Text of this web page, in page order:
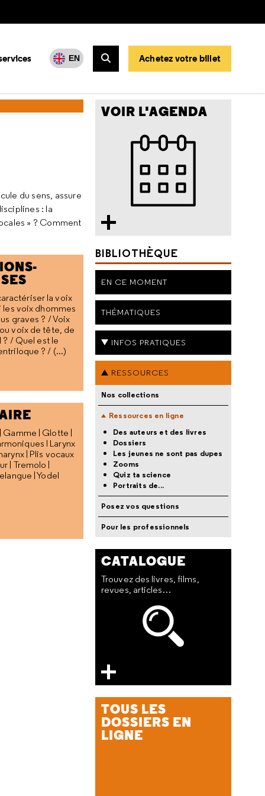
EN
Rechercher
Achetez votre billet
du sens, assure
: la
» ? Comment
la voix
voix dhommes
graves ? / Voix
voix de tête, de
? / Quel est le
? / (...)
Gamme | Glotte |
l Larynx
| Plis vocaux
| Tremolo |
| Yodel
VOIR L'AGENDA
BIBLIOTHÈQUE
EN CE MOMENT
THÉMATIQUES
INFOS PRATIQUES
RESSOURCES
Nos collections
Ressources en ligne
Des auteurs et des livres
Dossiers
Les jeunes ne sont pas dupes
Zooms
Quiz ta science
Portraits de...
Posez vos questions
Pour les professionnels
CATALOGUE
Trouvez des livres, films,
revues, articles…
TOUS LES
DOSSIERS EN
LIGNE